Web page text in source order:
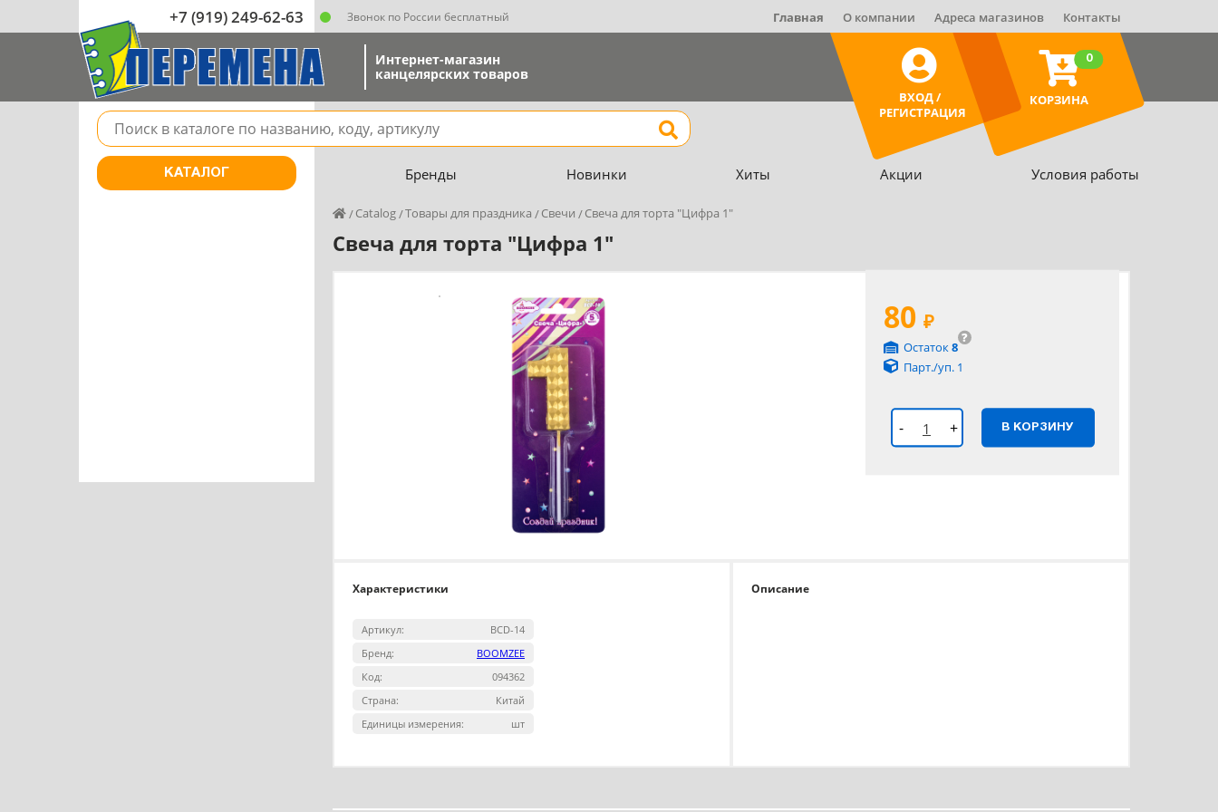
+7 (919) 249-62-63 Звонок по России бесплатный Главная О компании Адреса магазинов Контакты
Интернет-магазин
канцелярских товаров
ВХОД /
РЕГИСТРАЦИЯ
КОРЗИНА
0
Поле для поиска товара в каталоге Найти
КАТАЛОГ Бренды Новинки Хиты Акции Условия работы
Catalog Товары для праздника Свечи Свеча для торта "Цифра 1"
Свеча для торта "Цифра 1"
80 ₽
?
Остаток8
Парт./уп. 1
- + В КОРЗИНУ
Характеристики
Артикул:
BCD-14
Бренд:
BOOMZEE
Код:
094362
Страна:
Китай
Единицы измерения:
шт
Описание